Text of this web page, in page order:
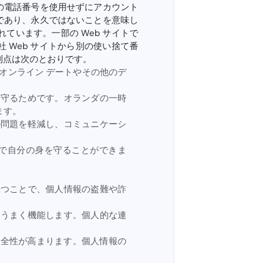
話番号を使用せずにアカウント
り、永久ではないことを意味し
ています。一部の Web サイトで
Web サイトから別の使い捨て番
は次のとおりです。
ンライン デートやその他のデ
るためです。オランダの一時
。
題を軽減し、コミュニケーシ
自分の身を守ることができま
ことで、個人情報の盗難や詐
まく機能します。個人的な連
性が高まります。個人情報の